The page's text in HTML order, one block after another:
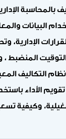
بالمحاسبة
البيانات
الإدارية،
المنضبط
التكاليف
الأداء